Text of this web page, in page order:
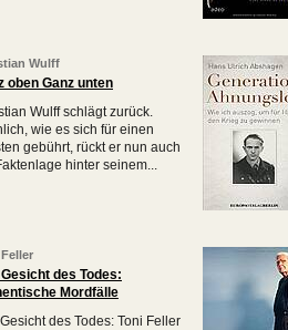
Wulff
oben Ganz unten
Wulff schlägt zurück.
wie es sich für einen
gebührt, rückt er nun auch
hinter seinem...
des Todes:
Mordfälle
des Todes: Toni Feller